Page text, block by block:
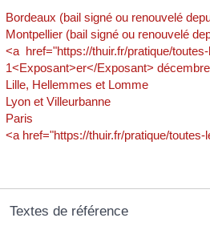
Bordeaux (bail signé ou renouvelé
Montpellier (bail signé ou renouvelé
<a href="https://thuir.fr/pratique/
1<Exposant>er</Exposant>
Lille, Hellemmes et Lomme
Lyon et Villeurbanne
Paris
<a href="https://thuir.fr/pratique/
Textes de référence